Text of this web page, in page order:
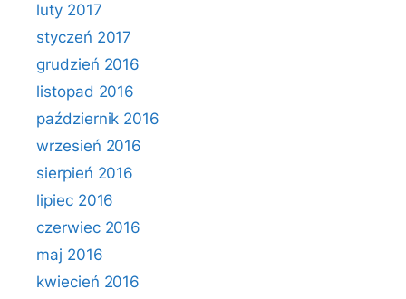
luty 2017
styczeń 2017
grudzień 2016
listopad 2016
październik 2016
wrzesień 2016
sierpień 2016
lipiec 2016
czerwiec 2016
maj 2016
kwiecień 2016